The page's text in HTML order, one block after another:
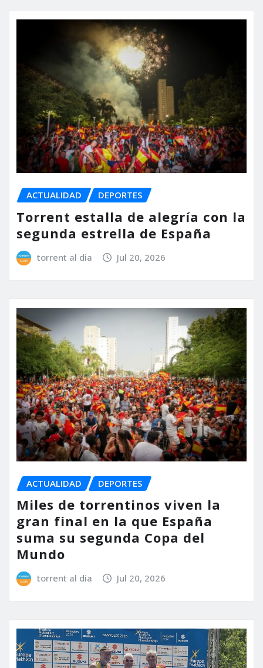
ACTUALIDAD DEPORTES
Torrent estalla de alegría con la
segunda estrella de España
torrent al dia Jul 20, 2026
ACTUALIDAD DEPORTES
Miles de torrentinos viven la
gran final en la que España
suma su segunda Copa del
Mundo
torrent al dia Jul 20, 2026